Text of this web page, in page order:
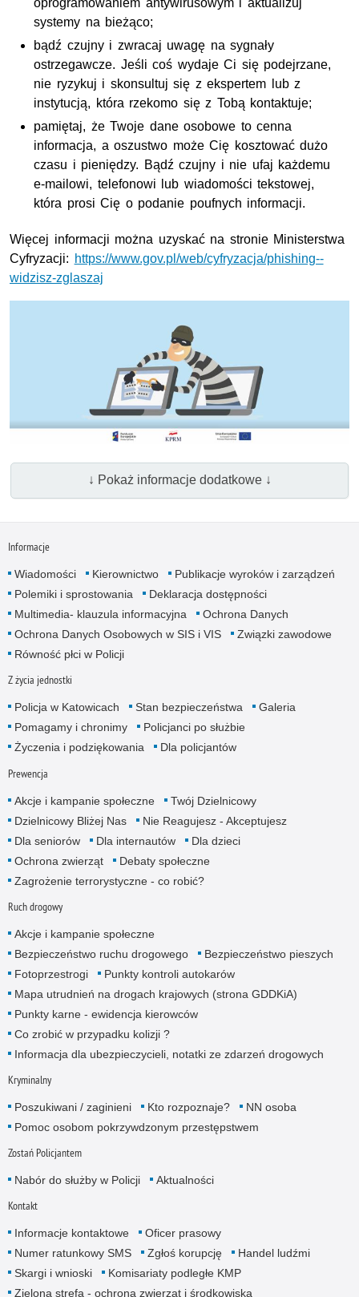
systemy na bieżąco;
bądź czujny i zwracaj uwagę na sygnały
ostrzegawcze. Jeśli coś wydaje Ci się podejrzane,
nie ryzykuj i skonsultuj się z ekspertem lub z
instytucją, która rzekomo się z Tobą kontaktuje;
pamiętaj, że Twoje dane osobowe to cenna
informacja, a oszustwo może Cię kosztować dużo
czasu i pieniędzy. Bądź czujny i nie ufaj każdemu
e-mailowi, telefonowi lub wiadomości tekstowej,
która prosi Cię o podanie poufnych informacji.
Więcej informacji można uzyskać na stronie Ministerstwa
Cyfryzacji: https://www.gov.pl/web/cyfryzacja/phishing--
widzisz-zglaszaj
↓ Pokaż informacje dodatkowe ↓
Informacje
Wiadomości Kierownictwo
Publikacje wyroków i zarządzeń
Polemiki i sprostowania
Deklaracja dostępności
Multimedia- klauzula informacyjna
Ochrona Danych
Ochrona Danych Osobowych w SIS i VIS
Związki zawodowe
Równość płci w Policji
Z życia jednostki
Policja w Katowicach Stan bezpieczeństwa
Galeria
Pomagamy i chronimy
Policjanci po służbie
Życzenia i podziękowania
Dla policjantów
Prewencja
Akcje i kampanie społeczne
Twój Dzielnicowy
Dzielnicowy Bliżej Nas
Nie Reagujesz - Akceptujesz
Dla seniorów
Dla internautów
Dla dzieci
Ochrona zwierząt
Debaty społeczne
Zagrożenie terrorystyczne - co robić?
Ruch drogowy
Akcje i kampanie społeczne
Bezpieczeństwo ruchu drogowego
Bezpieczeństwo pieszych
Fotoprzestrogi
Punkty kontroli autokarów
Mapa utrudnień na drogach krajowych (strona GDDKiA)
Punkty karne - ewidencja kierowców
Co zrobić w przypadku kolizji ?
Informacja dla ubezpieczycieli, notatki ze zdarzeń drogowych
Kryminalny
Poszukiwani / zaginieni Kto rozpoznaje?
NN osoba
Pomoc osobom pokrzywdzonym przestępstwem
Zostań Policjantem
Nabór do służby w Policji Aktualności
Kontakt
Informacje kontaktowe
Oficer prasowy
Numer ratunkowy SMS
Zgłoś korupcję
Handel ludźmi
Skargi i wnioski
Komisariaty podległe KMP
Zielona strefa - ochrona zwierząt i środkowiska